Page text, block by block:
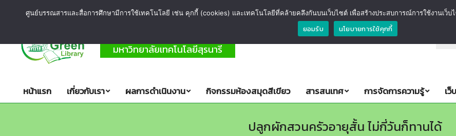
มหาวิทยาลัยเทคโนโลยีสุรนารี
คำขวัญห้องสมุดสีเขียว ศบส. มุ่งมั่น ร่วมกันอนุรักษ์พลังงา
หน้าแรก เกี่ยวกับเรา ผลการดำเนินงาน กิจกรรมห้องสมุดสีเขียว สารสนเทศ การจัดการความรู้ เว็
ปลูกผักสวนครัวอายุสั้น ไม่กี่วันก็ทานได้
ศูนย์บรรณสารและสื่อการศึกษามีการใช้เทคโนโลยี เช่น คุกกี้ (cookies) และเทคโนโลยีที่คล้ายคลึงกันบนเว็บไซต์ เพื่อสร้างประสบการณ์การใช้งานเว็
ยอมรับ นโยบายการใช้คุกกี้